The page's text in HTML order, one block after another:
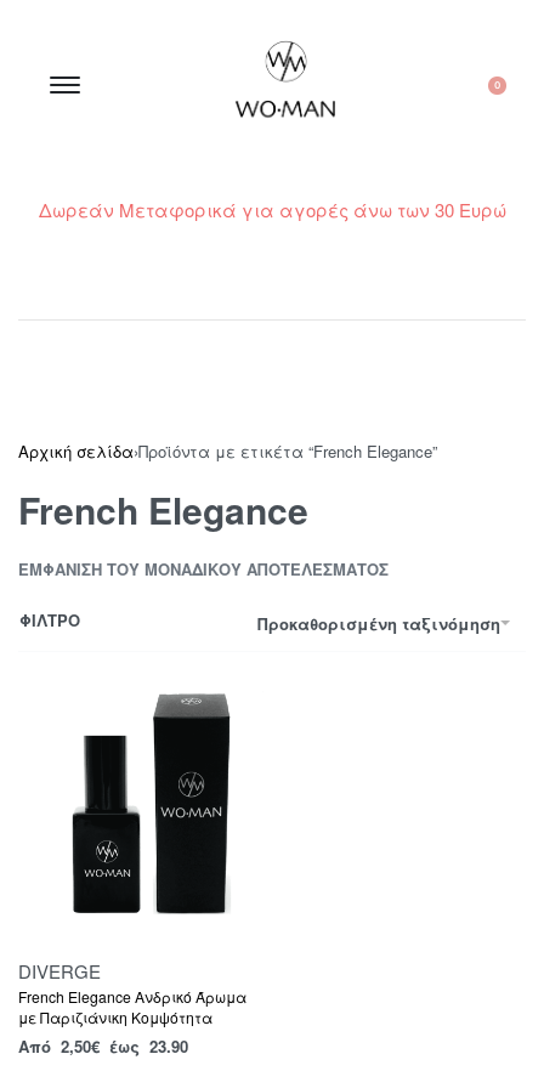
0
Δωρεάν Μεταφορικά για αγορές άνω των 30 Ευρώ
Αρχική σελίδα›Προϊόντα με ετικέτα “French Elegance”
French Elegance
ΕΜΦΆΝΙΣΗ ΤΟΥ ΜΟΝΑΔΙΚΟΎ ΑΠΟΤΕΛΈΣΜΑΤΟΣ
Προκαθορισμένη ταξινόμηση
ΦΙΛΤΡΟ
DIVERGE
French Elegance Ανδρικό Άρωμα
με Παριζιάνικη Κομψότητα
Από 2,50€ έως 23.90